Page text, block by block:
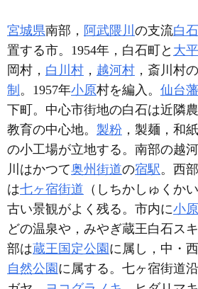
宮城県南部， 阿武隈川 の支流白
置する市。1954年，白石町と 大
岡村， 白川村 ， 越河村 ，斎川村
制 。1957年小原村を編入。 仙台藩
下町。中心市街地の白石は近隣
教育の中心地。 製粉 ，製麺，和
の小工場が立地する。南部の越
川はかつて奥州街道の宿駅。西
は七ヶ宿街道 （しちかしゅくか
古い景観がよく残る。市内に小
どの温泉や，みやぎ蔵王白石ス
部は蔵王国定公園 に属し，中・
自然公園 に属する。七ヶ宿街道